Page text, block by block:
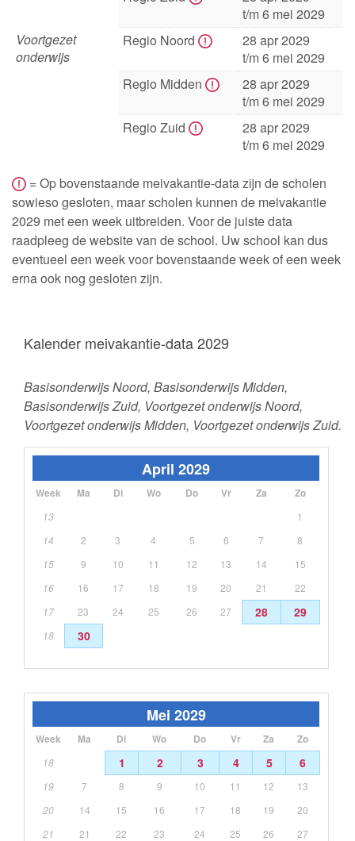
t/m 6 mei 2029
Voortgezet
onderwijs
Regio Noord
28 apr 2029
t/m 6 mei 2029
Regio Midden
28 apr 2029
t/m 6 mei 2029
Regio Zuid
28 apr 2029
t/m 6 mei 2029
= Op bovenstaande meivakantie-data zijn de scholen
sowieso gesloten, maar scholen kunnen de meivakantie
2029 met een week uitbreiden. Voor de juiste data
raadpleeg de website van de school. Uw school kan dus
eventueel een week voor bovenstaande week of een week
erna ook nog gesloten zijn.
Kalender meivakantie-data 2029
Basisonderwijs Noord, Basisonderwijs Midden,
Basisonderwijs Zuid, Voortgezet onderwijs Noord,
Voortgezet onderwijs Midden, Voortgezet onderwijs Zuid.
April 2029
Week Ma Di Wo Do Vr Za Zo
13
1
14
2 3 4 5 6 7
8
15
9 10 11 12 13 14
15
16
16 17 18 19 20 21
22
17
23 24 25 26 27 28 29
18 30
Mei 2029
Week Ma Di Wo Do Vr Za Zo
18 1 2 3 4 5 6
19 7 8 9 10 11 12
13
20
14 15 16 17 18 19
20
21
21 22 23 24 25 26
27